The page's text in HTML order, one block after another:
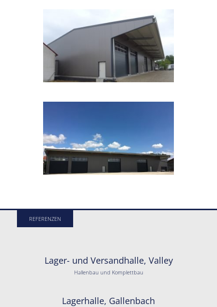
REFERENZEN
Lager- und Versandhalle, Valley
Hallenbau und Komplettbau
Lagerhalle, Gallenbach